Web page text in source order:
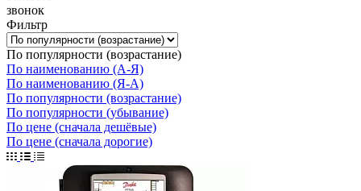
звонок
Фильтр
По популярности (возрастание)
По наименованию (А-Я)
По наименованию (Я-А)
По популярности (возрастание)
По популярности (убывание)
По цене (сначала дешёвые)
По цене (сначала дорогие)